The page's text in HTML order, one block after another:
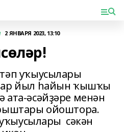
2 ЯНВАРЯ 2023, 13:10
уҡыусылары
йыл һайын ҡышҡы
ата-әсәйҙәре менән
ойоштора.
сәкән